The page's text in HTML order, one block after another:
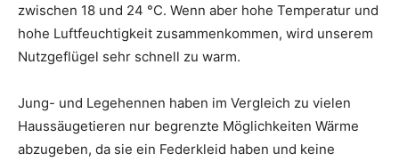
zwischen 18 und 24 °C. Wenn aber hohe Temperatur und
hohe Luftfeuchtigkeit zusammenkommen, wird unserem
Nutzgeflügel sehr schnell zu warm.
Jung- und Legehennen haben im Vergleich zu vielen
Haussäugetieren nur begrenzte Möglichkeiten Wärme
abzugeben, da sie ein Federkleid haben und keine